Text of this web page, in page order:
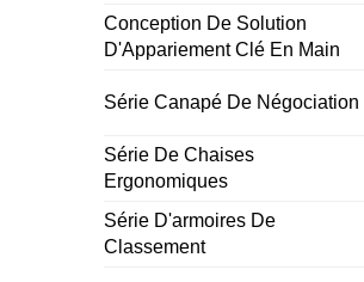
Conception De Solution
D'Appariement Clé En Main
Série Canapé De Négociation
Série De Chaises
Ergonomiques
Série D'armoires De
Classement